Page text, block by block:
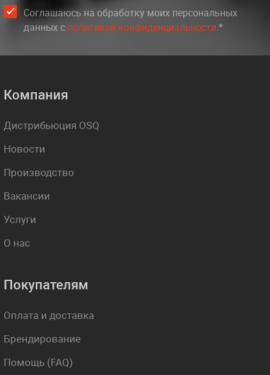
Соглашаюсь на обработку моих персональных
данных c политикой конфиденциальности.*
Компания
Дистрибьюция OSQ
Новости
Производство
Вакансии
Услуги
О нас
Покупателям
Оплата и доставка
Брендирование
Помощь (FAQ)